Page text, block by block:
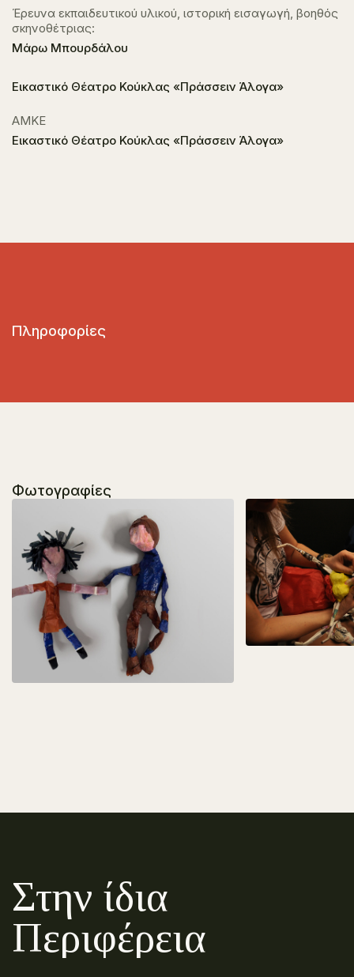
Έρευνα εκπαιδευτικού υλικού, ιστορική εισαγωγή, βοηθός
σκηνοθέτριας:
Μάρω Μπουρδάλου
Εικαστικό Θέατρο Κούκλας «Πράσσειν Άλογα»
ΑΜΚΕ
Εικαστικό Θέατρο Κούκλας «Πράσσειν Άλογα»
Πληροφορίες
Φωτογραφίες
Στην ίδια
Περιφέρεια